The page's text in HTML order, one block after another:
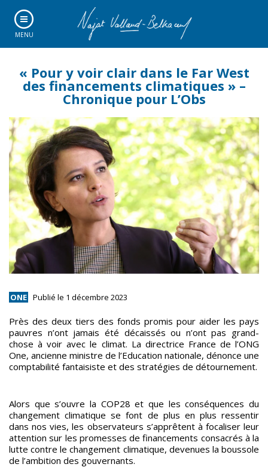
MENU
« Pour y voir clair dans le Far West
des financements climatiques » –
Chronique pour L’Obs
ONE Publié le 1 décembre 2023
Près des deux tiers des fonds promis pour aider les pays
pauvres n’ont jamais été décaissés ou n’ont pas grand-
chose à voir avec le climat. La directrice France de l’ONG
One, ancienne ministre de l’Education nationale, dénonce une
comptabilité fantaisiste et des stratégies de détournement.
Alors que s’ouvre la COP28 et que les conséquences du
changement climatique se font de plus en plus ressentir
dans nos vies, les observateurs s’apprêtent à focaliser leur
attention sur les promesses de financements consacrés à la
lutte contre le changement climatique, devenues la boussole
de l’ambition des gouvernants.